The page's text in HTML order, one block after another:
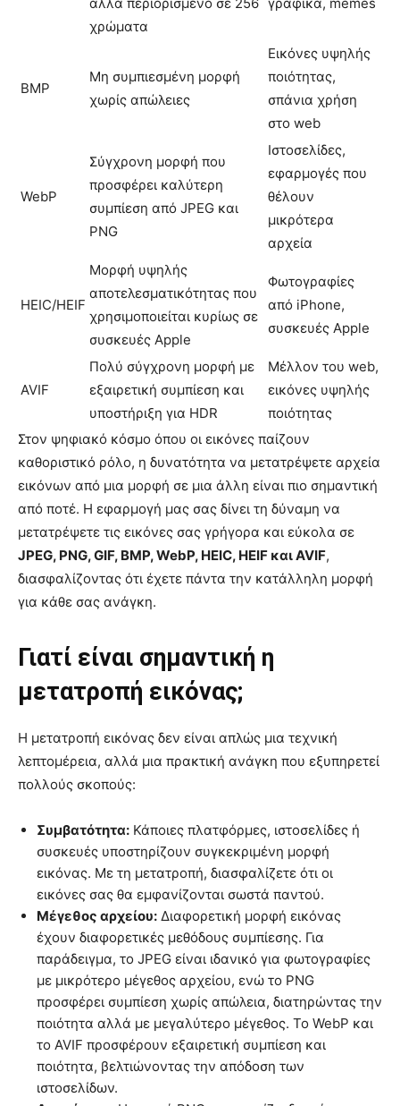
χρώματα
BMP
Μη συμπιεσμένη μορφή
χωρίς απώλειες
Εικόνες υψηλής
ποιότητας,
σπάνια χρήση
στο web
WebP
Σύγχρονη μορφή που
προσφέρει καλύτερη
συμπίεση από JPEG και
PNG
Ιστοσελίδες,
εφαρμογές που
θέλουν
μικρότερα
αρχεία
HEIC/HEIF
Μορφή υψηλής
αποτελεσματικότητας που
χρησιμοποιείται κυρίως σε
συσκευές Apple
Φωτογραφίες
από iPhone,
συσκευές Apple
AVIF
Πολύ σύγχρονη μορφή με
εξαιρετική συμπίεση και
υποστήριξη για HDR
Μέλλον του web,
εικόνες υψηλής
ποιότητας
Στον ψηφιακό κόσμο όπου οι εικόνες παίζουν
καθοριστικό ρόλο, η δυνατότητα να μετατρέψετε αρχεία
εικόνων από μια μορφή σε μια άλλη είναι πιο σημαντική
από ποτέ. Η εφαρμογή μας σας δίνει τη δύναμη να
μετατρέψετε τις εικόνες σας γρήγορα και εύκολα σε
JPEG, PNG, GIF, BMP, WebP, HEIC, HEIF και AVIF,
διασφαλίζοντας ότι έχετε πάντα την κατάλληλη μορφή
για κάθε σας ανάγκη.
Γιατί είναι σημαντική η
μετατροπή εικόνας;
Η μετατροπή εικόνας δεν είναι απλώς μια τεχνική
λεπτομέρεια, αλλά μια πρακτική ανάγκη που εξυπηρετεί
πολλούς σκοπούς:
Συμβατότητα: Κάποιες πλατφόρμες, ιστοσελίδες ή
συσκευές υποστηρίζουν συγκεκριμένη μορφή
εικόνας. Με τη μετατροπή, διασφαλίζετε ότι οι
εικόνες σας θα εμφανίζονται σωστά παντού.
Μέγεθος αρχείου: Διαφορετική μορφή εικόνας
έχουν διαφορετικές μεθόδους συμπίεσης. Για
παράδειγμα, το JPEG είναι ιδανικό για φωτογραφίες
με μικρότερο μέγεθος αρχείου, ενώ το PNG
προσφέρει συμπίεση χωρίς απώλεια, διατηρώντας την
ποιότητα αλλά με μεγαλύτερο μέγεθος. Το WebP και
το AVIF προσφέρουν εξαιρετική συμπίεση και
ποιότητα, βελτιώνοντας την απόδοση των
ιστοσελίδων.